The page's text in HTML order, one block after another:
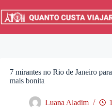
para
7 mirantes no Rio de Janeiro
mais bonita
Luana Aladim